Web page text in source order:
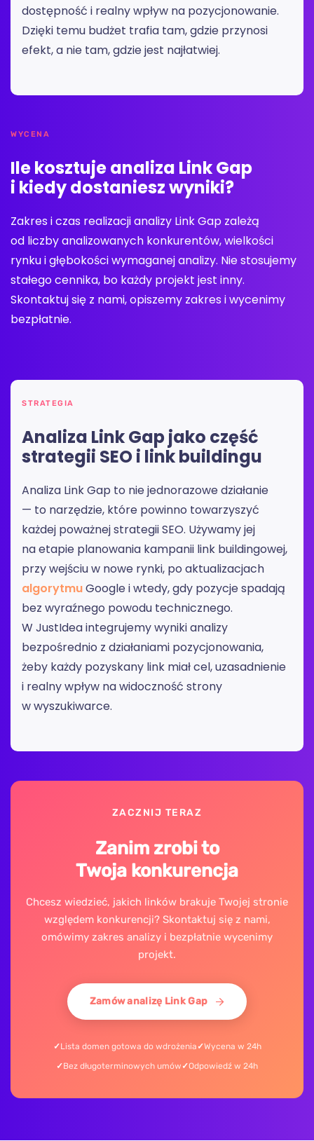
dostępność i realny wpływ na pozycjonowanie.
Dzięki temu budżet trafia tam, gdzie przynosi
efekt, a nie tam, gdzie jest najłatwiej.
WYCENA
Ile kosztuje analiza Link Gap
i kiedy dostaniesz wyniki?
Zakres i czas realizacji analizy Link Gap zależą
od liczby analizowanych konkurentów, wielkości
rynku i głębokości wymaganej analizy. Nie stosujemy
stałego cennika, bo każdy projekt jest inny.
Skontaktuj się z nami, opiszemy zakres i wycenimy
bezpłatnie.
STRATEGIA
Analiza Link Gap jako część
strategii SEO i link buildingu
Analiza Link Gap to nie jednorazowe działanie
— to narzędzie, które powinno towarzyszyć
każdej poważnej strategii SEO. Używamy jej
na etapie planowania kampanii link buildingowej,
przy wejściu w nowe rynki, po aktualizacjach
algorytmuGoogle i wtedy, gdy pozycje spadają
bez wyraźnego powodu technicznego.
W JustIdea integrujemy wyniki analizy
bezpośrednio z działaniami pozycjonowania,
żeby każdy pozyskany link miał cel, uzasadnienie
i realny wpływ na widoczność strony
w wyszukiwarce.
ZACZNIJ TERAZ
Zanim zrobi to
Twoja konkurencja
Chcesz wiedzieć, jakich linków brakuje Twojej stronie
względem konkurencji? Skontaktuj się z nami,
omówimy zakres analizy i bezpłatnie wycenimy
projekt.
Zamów analizę Link Gap
Lista domen gotowa do wdrożenia
Wycena w 24h
Bez długoterminowych umów
Odpowiedź w 24h